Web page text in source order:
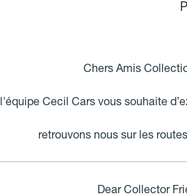
Chers Amis
Cecil Cars vous souhaite
retrouvons nous sur les
Dear Collector